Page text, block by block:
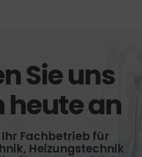
Sie uns
heute an
Fachbetrieb für
Heizungstechnik